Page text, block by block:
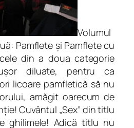
Volumul
Pamflete și Pamflete cu
din a doua categorie
diluate, pentru ca
licoare pamfletică să nu
amăgit oarecum de
Cuvântul „Sex” din titlu
ghilimele! Adică titlu nu